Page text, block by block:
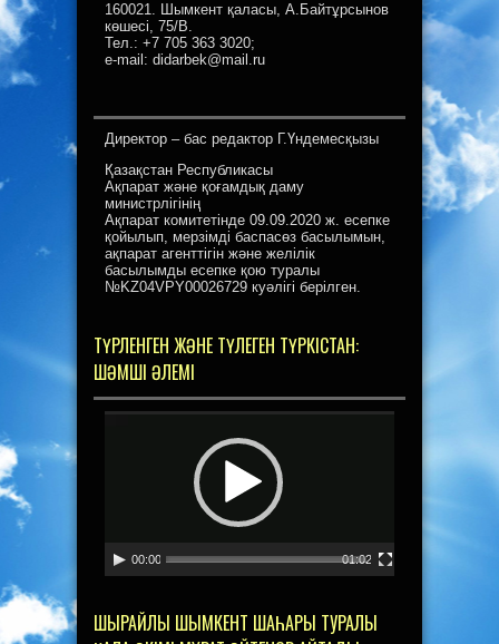
160021. Шымкент қаласы, А.Байтұрсынов
көшесі, 75/В.
Тел.: +7 705 363 3020;
e-mail: didarbek@mail.ru
Директор – бас редактор Г.Үндемесқызы
Қазақстан Республикасы
Ақпарат және қоғамдық даму
министрлігінің
Ақпарат комитетінде 09.09.2020 ж. есепке
қойылып, мерзімді баспасөз басылымын,
ақпарат агенттігін және желілік
басылымды есепке қою туралы
№KZ04VPY00026729 куәлігі берілген.
ТҮРЛЕНГЕН ЖӘНЕ ТҮЛЕГЕН ТҮРКІСТАН:
ШӘМШІ ӘЛЕМІ
00:00 01:02
ШЫРАЙЛЫ ШЫМКЕНТ ШАҺАРЫ ТУРАЛЫ